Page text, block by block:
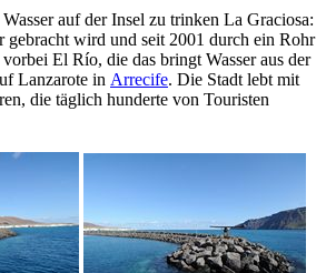
auf der Insel zu trinken La Graciosa:
gebracht wird und seit 2001 durch ein Rohr
vorbei El Río, die das bringt Wasser aus der
Lanzarote in Arrecife. Die Stadt lebt mit
die täglich hunderte von Touristen